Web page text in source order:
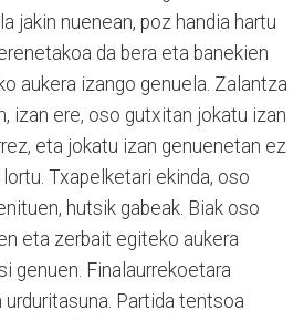
jakin nuenean, poz handia hartu
da bera eta banekien
aukera izango genuela. Zalantza
izan ere, oso gutxitan jokatu izan
eta jokatu izan genuenetan ez
Txapelketari ekinda, oso
hutsik gabeak. Biak oso
eta zerbait egiteko aukera
genuen. Finalaurrekoetara
Partida tentsoa